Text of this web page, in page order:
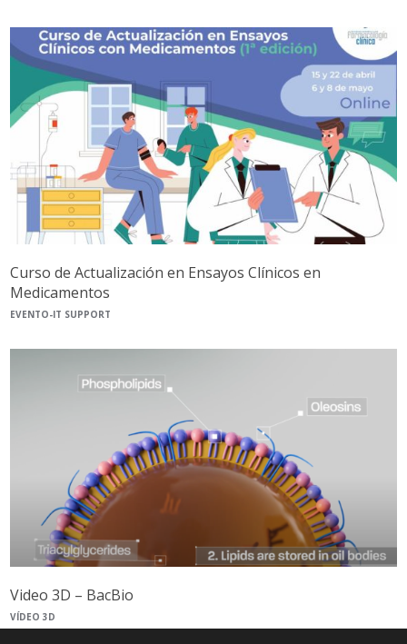
Curso de Actualización en Ensayos Clínicos en
Medicamentos
EVENTO-IT SUPPORT
Video 3D – BacBio
VÍDEO 3D